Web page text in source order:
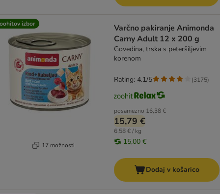
izbor
17 možnosti
Varčno pakiranje Animonda
Carny Adult 12 x 200 g
Govedina, trska s peteršiljevim
korenom
posamezno 16,38 €
15,79 €
6,58 € / kg
15,00 €
Rating: 4.1/5 (3175)
Dodaj v košarico